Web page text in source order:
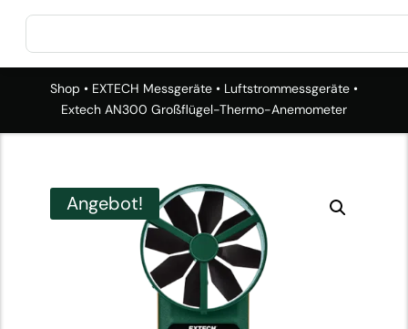
Shop • EXTECH Messgeräte• Luftstrommessgeräte•
Extech AN300 Großflügel-Thermo-Anemometer
Angebot!